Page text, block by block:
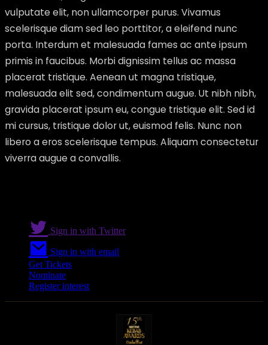
vulputate elit, non ullamcorper purus. Vivamus
scelerisque diam sed leo porttitor, a eleifend nunc
porta. Interdum et malesuada fames ac ante ipsum
primis in faucibus. Morbi dignissim tellus ac massa
placerat tristique. Aenean ut magna tristique,
malesuada elit sed, condimentum augue. Ut nibh nibh,
gravida placerat ipsum eu, congue tristique elit. Sed id
mi cursus, tristique dolor ut, euismod felis. Nunc non
libero a eros scelerisque tempus. Aliquam consectetur
viverra augue a convallis.
Sign in with Twitter
Sign in with email
Get Tickets
Nominate
Register interest